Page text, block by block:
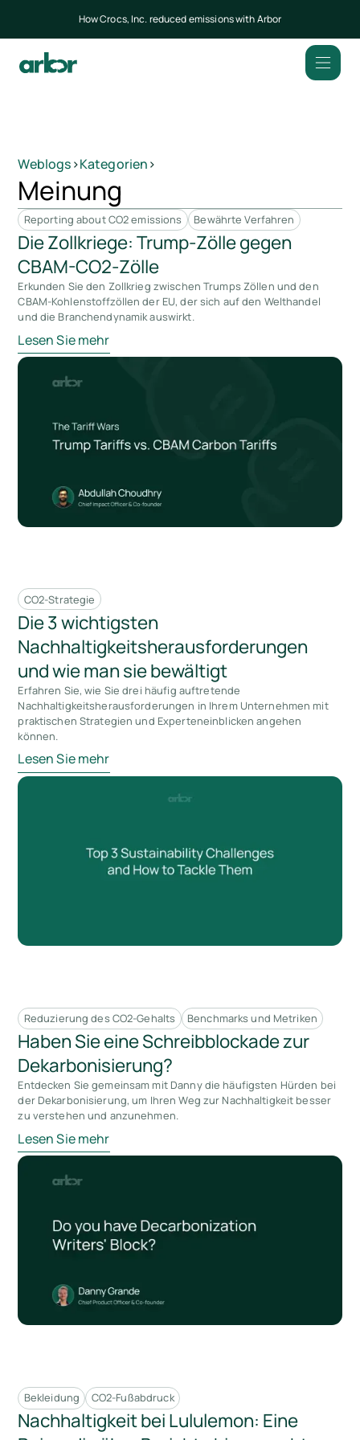
How Crocs, Inc. reduced emissions with Arbor
Weblogs>Kategorien>
Meinung
Reporting about CO2 emissions Bewährte Verfahren
Die Zollkriege: Trump-Zölle gegen
CBAM-CO2-Zölle
Erkunden Sie den Zollkrieg zwischen Trumps Zöllen und den
CBAM-Kohlenstoffzöllen der EU, der sich auf den Welthandel
und die Branchendynamik auswirkt.
Lesen Sie mehr
CO2-Strategie
Die 3 wichtigsten
Nachhaltigkeitsherausforderungen
und wie man sie bewältigt
Erfahren Sie, wie Sie drei häufig auftretende
Nachhaltigkeitsherausforderungen in Ihrem Unternehmen mit
praktischen Strategien und Experteneinblicken angehen
können.
Lesen Sie mehr
Reduzierung des CO2-Gehalts Benchmarks und Metriken
Haben Sie eine Schreibblockade zur
Dekarbonisierung?
Entdecken Sie gemeinsam mit Danny die häufigsten Hürden bei
der Dekarbonisierung, um Ihren Weg zur Nachhaltigkeit besser
zu verstehen und anzunehmen.
Lesen Sie mehr
Bekleidung CO2-Fußabdruck
Nachhaltigkeit bei Lululemon: Eine